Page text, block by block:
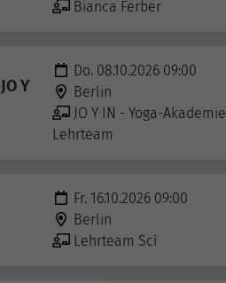
Bianca Ferber
Y
Do. 08.10.2026 09:00
Berlin
JO Y IN - Yoga-Akademie
Lehrteam
Fr. 16.10.2026 09:00
Berlin
Lehrteam Scí